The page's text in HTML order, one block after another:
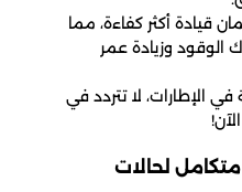
قيادة أكثر كفاءة، مما
الوقود وزيادة عمر
الإطارات، لا تتردد في
الآن!
متكامل لحالات